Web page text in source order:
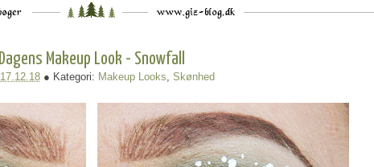
Dagens Makeup Look - Snowfall
17.12.18 ● Kategori: Makeup Looks, Skønhed